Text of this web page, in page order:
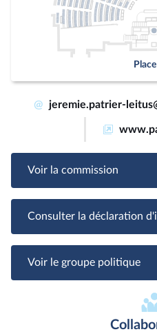
@ jeremie.patrier-
Voir la commission
Consulter la déclaration
Voir le groupe politique